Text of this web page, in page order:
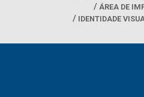
ÁREA DE
IDENTIDADE